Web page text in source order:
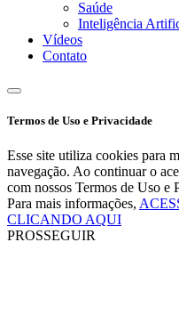
Saúde
Inteligência
Vídeos
Contato
Termos de Uso e Privacidade
Esse site utiliza cookies para
navegação. Ao continuar o
com nossos Termos de Uso e
Para mais informações,
CLICANDO AQUI
PROSSEGUIR